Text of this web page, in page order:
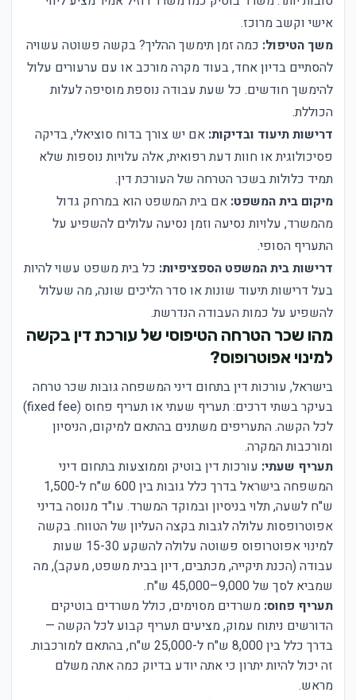
אישי וקשב מרוכז.
משך הטיפול: כמה זמן תימשך ההליך? בקשה פשוטה עשויה
להסתיים בדיון אחד, בעוד מקרה מורכב או עם ערעורים עלול
להימשך חודשים. כל שעת עבודה נוספת מוסיפה לעלות
הכוללת.
דרישות תיעוד ובדיקות: אם יש צורך בדוח סוציאלי, בדיקה
פסיכולוגית או חוות דעת רפואית, אלה עלויות נוספות שלא
תמיד כלולות בשכר הטרחה של העורכת דין.
מיקום בית המשפט: אם בית המשפט הוא במרחק גדול
מהמשרד, עלויות נסיעה וזמן נסיעה עלולים להשפיע על
התעריף הסופי.
דרישות בית המשפט הספציפיות: כל בית משפט עשוי להיות
בעל דרישות תיעוד שונות או סדר הליכים שונה, מה שעלול
להשפיע על כמות העבודה הנדרשת.
מהו שכר הטרחה הטיפוסי של עורכת דין בקשה
למינוי אפוטרופוס?
בישראל, עורכות דין בתחום דיני המשפחה גובות שכר טרחה
בעיקר בשתי דרכים: תעריף שעתי או תעריף פחוס (fixed fee)
לכל הקשה. התעריפים משתנים בהתאם למיקום, הניסיון
ומורכבות המקרה.
תעריף שעתי: עורכות דין בוטיק וממוצעות בתחום דיני
המשפחה בישראל בדרך כלל גובות בין 600 ש"ח ל-1,500
ש"ח לשעה, תלוי בניסיון ובמוקד המשרד. עו"ד מנוסה בדיני
אפוטרופסות עלולה לגבות בקצה העליון של הטווח. בקשה
למינוי אפוטרופוס פשוטה עלולה להשקע 15-30 שעות
עבודה (הכנת תיקייה, מכתבים, דיון בבית משפט, מעקב), מה
שמביא לסך של 9,000–45,000 ש"ח.
תעריף פחוס: משרדים מסוימים, כולל משרדים בוטיקים
הדורשים ניתוח עמוק, מציעים תעריף קבוע לכל הקשה —
בדרך כלל בין 8,000 ש"ח ל-25,000 ש"ח, בהתאם למורכבות.
זה יכול להיות יתרון כי אתה יודע בדיוק כמה אתה משלם
מראש.